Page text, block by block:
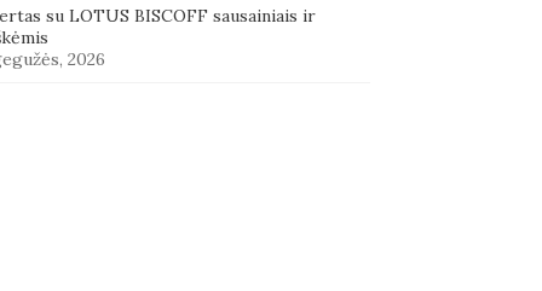
su LOTUS BISCOFF sausainiais ir
2026